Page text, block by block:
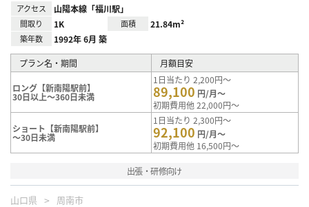
アクセス 山陽本線「福川駅」
間取り 1K 面積 21.84m²
築年数 1992年 6月 築
プラン名・期間 月額目安
ロング【新南陽駅前】
30日以上～360日未満
1日当たり 2,200円～
89,100 円/月～
初期費用他 22,000円～
ショート【新南陽駅前】
～30日未満
1日当たり 2,300円～
92,100 円/月～
初期費用他 16,500円～
出張・研修向け
山口県 周南市